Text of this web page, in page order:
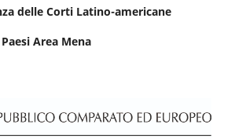
delle Corti Latino-americane
Area Mena